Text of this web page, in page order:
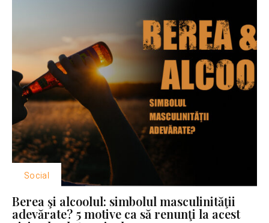
Social
Berea şi alcoolul: simbolul masculinităţii
adevărate? 5 motive ca să renunţi la acest